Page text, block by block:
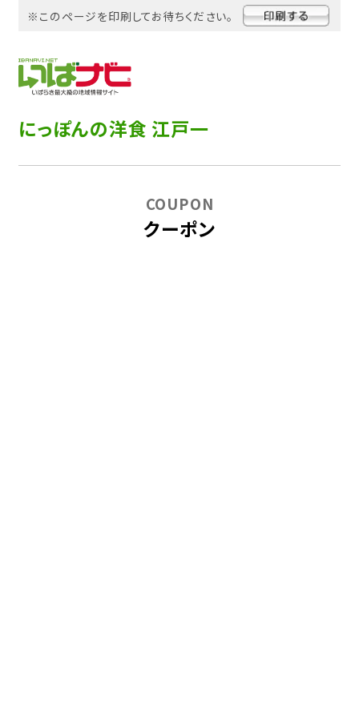
※このページを印刷してお待ちください。
にっぽんの洋食 江戸一
クーポン
COUPON